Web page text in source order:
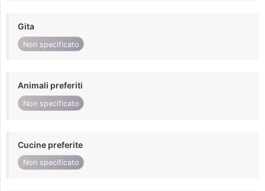
Gita
Non specificato
Animali preferiti
Non specificato
Cucine preferite
Non specificato